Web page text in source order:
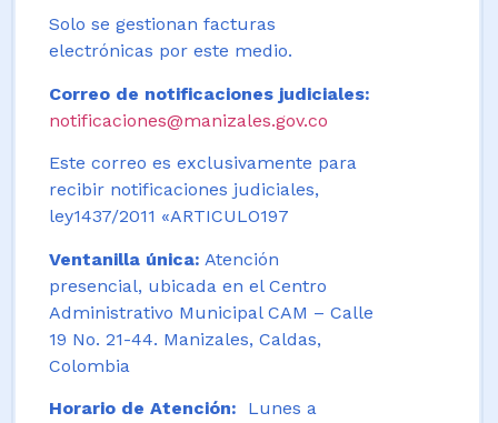
Solo se gestionan facturas
electrónicas por este medio.
Correo de notificaciones judiciales:
notificaciones@manizales.gov.co
Este correo es exclusivamente para
recibir notificaciones judiciales,
ley1437/2011 «ARTICULO197
Ventanilla única: Atención
presencial, ubicada en el Centro
Administrativo Municipal CAM – Calle
19 No. 21-44. Manizales, Caldas,
Colombia
Horario de Atención:
Lunes a